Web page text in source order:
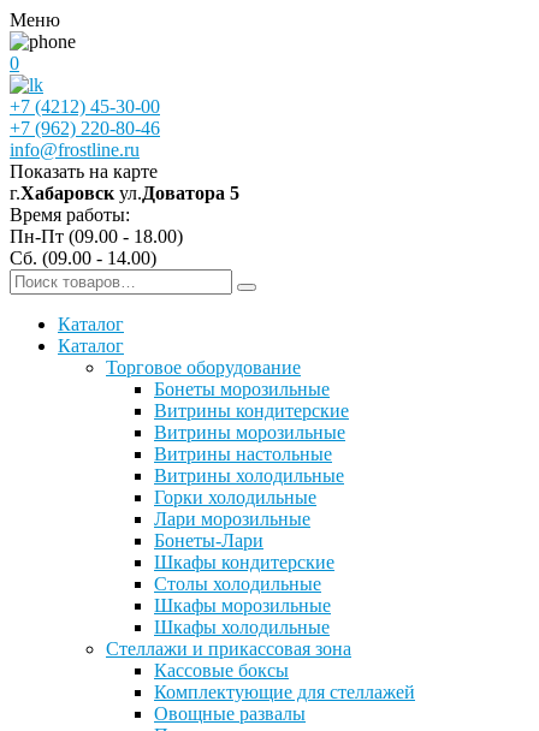
Меню
0
+7 (4212) 45-30-00
+7 (962) 220-80-46
info@frostline.ru
Показать на карте
г.Хабаровск ул.Доватора 5
Время работы:
Пн-Пт (09.00 - 18.00)
Сб. (09.00 - 14.00)
Каталог
Каталог
Торговое оборудование
Бонеты морозильные
Витрины кондитерские
Витрины морозильные
Витрины настольные
Витрины холодильные
Горки холодильные
Лари морозильные
Бонеты-Лари
Шкафы кондитерские
Столы холодильные
Шкафы морозильные
Шкафы холодильные
Стеллажи и прикассовая зона
Кассовые боксы
Комплектующие для стеллажей
Овощные развалы